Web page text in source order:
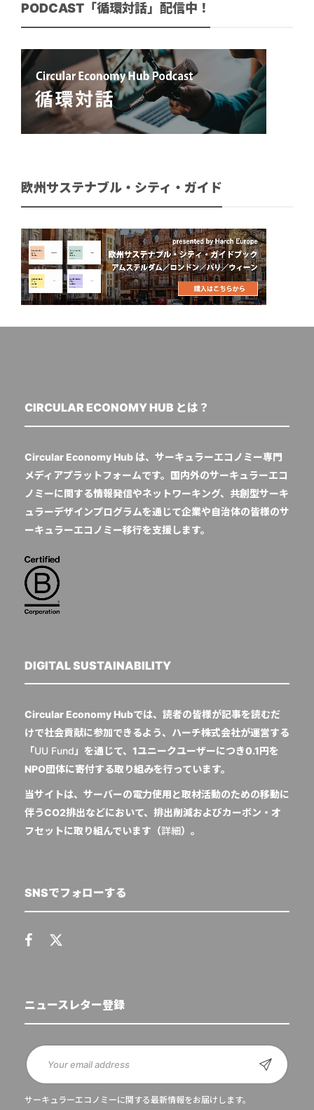
PODCAST「循環対話」配信中！
欧州サステナブル・シティ・ガイド
CIRCULAR ECONOMY HUB とは？
Circular Economy Hub は、サーキュラーエコノミー専門
メディアプラットフォームです。国内外のサーキュラーエコ
ノミーに関する情報発信やネットワーキング、共創型サーキ
ュラーデザインプログラムを通じて企業や自治体の皆様のサ
ーキュラーエコノミー移行を支援します。
DIGITAL SUSTAINABILITY
Circular Economy Hubでは、読者の皆様が記事を読むだ
けで社会貢献に参加できるよう、ハーチ株式会社が運営する
「UU Fund 」を通じて、1ユニークユーザーにつき0.1円を
NPO団体に寄付する取り組みを行っています。
当サイトは、サーバーの電力使用と取材活動のための移動に
伴うCO2排出などにおいて、排出削減およびカーボン・オ
フセットに取り組んでいます（詳細）。
SNSでフォローする
ニュースレター登録
サーキュラーエコノミーに関する最新情報をお届けします。